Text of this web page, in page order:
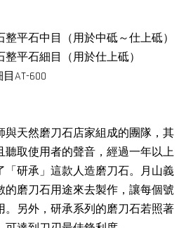
平石中目（用於中砥～仕上砥）
平石細目（用於仕上砥）
AT-600
與天然磨刀石店家組成的團隊，其
聽取使用者的聲音，經過一年以上
「研承」這款人造磨刀石。月山義
的磨刀石用途來去製作，讓每個號
。另外，研承系列的磨刀石若照著